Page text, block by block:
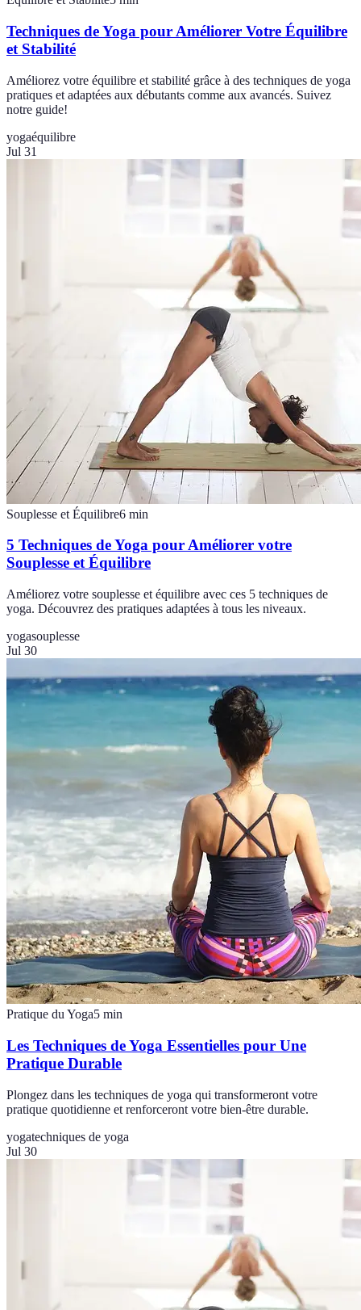
Techniques de Yoga pour Améliorer Votre Équilibre
et Stabilité
Améliorez votre équilibre et stabilité grâce à des techniques de yoga
pratiques et adaptées aux débutants comme aux avancés. Suivez
notre guide!
yogaéquilibre
Jul 31
Souplesse et Équilibre6 min
5 Techniques de Yoga pour Améliorer votre
Souplesse et Équilibre
Améliorez votre souplesse et équilibre avec ces 5 techniques de
yoga. Découvrez des pratiques adaptées à tous les niveaux.
yogasouplesse
Jul 30
Pratique du Yoga5 min
Les Techniques de Yoga Essentielles pour Une
Pratique Durable
Plongez dans les techniques de yoga qui transformeront votre
pratique quotidienne et renforceront votre bien-être durable.
yogatechniques de yoga
Jul 30